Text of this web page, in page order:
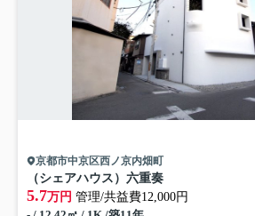
京都市中京区西ノ京内畑町
（シェアハウス）六重奏
5.7万円 管理/共益費12,000円